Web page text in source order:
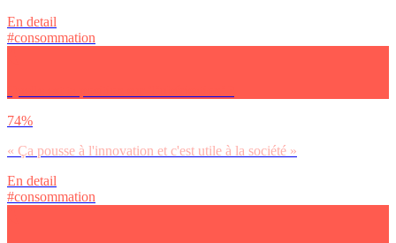
En detail
#consommation
74%
« Ça pousse à l'innovation et c'est utile à la société »
En detail
#consommation